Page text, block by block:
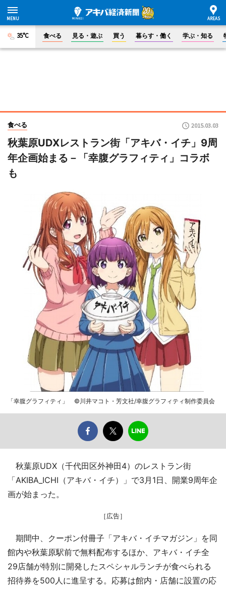
35°C 食べる 見る・遊ぶ 買う 暮らす・働く 学ぶ・知る
食べる 2015.03.03
秋葉原UDXレストラン街「アキバ・イチ」9周
年企画始まる－「幸腹グラフィティ」コラボ
も
「幸腹グラフィティ」 ©川井マコト・芳文社/幸腹グラフィティ制作委員会
秋葉原UDX（千代田区外神田4）のレストラン街
「AKIBA_ICHI（アキバ・イチ）」で3月1日、開業9周年企
画が始まった。
［広告］
期間中、クーポン付冊子「アキバ・イチマガジン」を同
館内や秋葉原駅前で無料配布するほか、アキバ・イチ全
29店舗が特別に開発したスペシャルランチが食べられる
招待券を500人に進呈する。応募は館内・店舗に設置の応